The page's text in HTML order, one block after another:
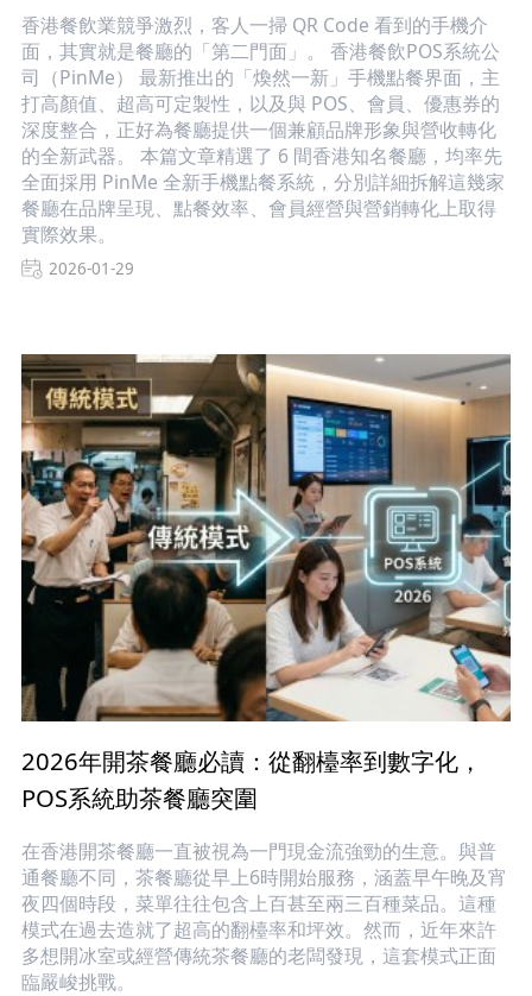
香港餐飲業競爭激烈，客人一掃 QR Code 看到的手機介
面，其實就是餐廳的「第二門面」。 香港餐飲POS系統公
司（PinMe） 最新推出的「煥然一新」手機點餐界面，主
打高顏值、超高可定製性，以及與 POS、會員、優惠券的
深度整合，正好為餐廳提供一個兼顧品牌形象與營收轉化
的全新武器。 本篇文章精選了 6 間香港知名餐廳，均率先
全面採用 PinMe 全新手機點餐系統，分別詳細拆解這幾家
餐廳在品牌呈現、點餐效率、會員經營與營銷轉化上取得
實際效果。
2026-01-29
2026年開茶餐廳必讀：從翻檯率到數字化，
POS系統助茶餐廳突圍
在香港開茶餐廳一直被視為一門現金流強勁的生意。與普
通餐廳不同，茶餐廳從早上6時開始服務，涵蓋早午晚及宵
夜四個時段，菜單往往包含上百甚至兩三百種菜品。這種
模式在過去造就了超高的翻檯率和坪效。然而，近年來許
多想開冰室或經營傳統茶餐廳的老闆發現，這套模式正面
臨嚴峻挑戰。